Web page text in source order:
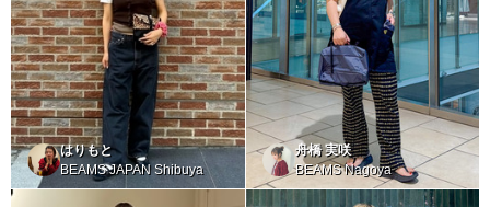
はりもと
BEAMS JAPAN Shibuya
舟橋 実咲
BEAMS Nagoya